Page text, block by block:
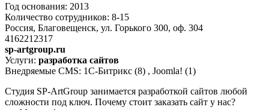
Год основания: 2013
Количество сотрудников: 8-15
Россия, Благовещенск, ул. Горького 300, оф. 304
4162212317
sp-artgroup.ru
Услуги: разработка сайтов
Внедряемые CMS: 1С-Битрикс (8) , Joomla! (1)
Студия SP-ArtGroup занимается разработкой сайтов любой
сложности под ключ. Почему стоит заказать сайт у нас?